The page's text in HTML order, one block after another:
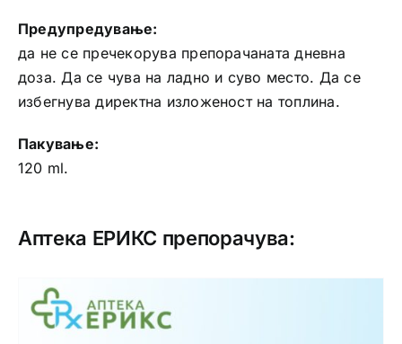
Предупредување:
да не се пречекорува препорачаната дневна
доза. Да се чува на ладно и суво место. Да се
избегнува директна изложеност на топлина.
Пакување:
120 ml.
Аптека ЕРИКС препорачува: